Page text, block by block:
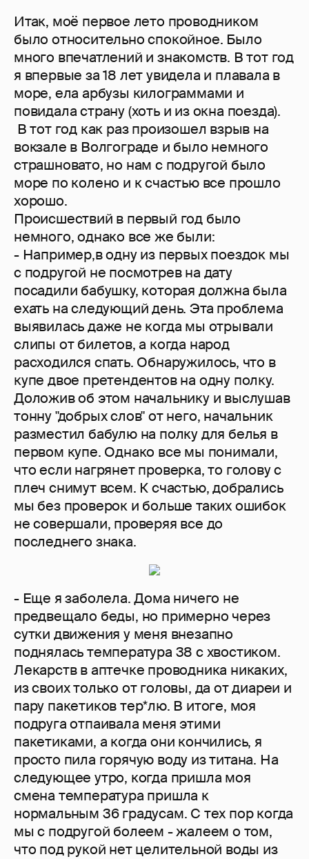
Итак, моё первое лето проводником
было относительно спокойное. Было
много впечатлений и знакомств. В тот год
я впервые за 18 лет увидела и плавала в
море, ела арбузы килограммами и
повидала страну (хоть и из окна поезда).
В тот год как раз произошел взрыв на
вокзале в Волгограде и было немного
страшновато, но нам с подругой было
море по колено и к счастью все прошло
хорошо.
Происшествий в первый год было
немного, однако все же были:
- Например,в одну из первых поездок мы
с подругой не посмотрев на дату
посадили бабушку, которая должна была
ехать на следующий день. Эта проблема
выявилась даже не когда мы отрывали
слипы от билетов, а когда народ
расходился спать. Обнаружилось, что в
купе двое претендентов на одну полку.
Доложив об этом начальнику и выслушав
тонну "добрых слов" от него, начальник
разместил бабулю на полку для белья в
первом купе. Однако все мы понимали,
что если нагрянет проверка, то голову с
плеч снимут всем. К счастью, добрались
мы без проверок и больше таких ошибок
не совершали, проверяя все до
последнего знака.
- Еще я заболела. Дома ничего не
предвещало беды, но примерно через
сутки движения у меня внезапно
поднялась температура 38 с хвостиком.
Лекарств в аптечке проводника никаких,
из своих только от головы, да от диареи и
пару пакетиков тер*лю. В итоге, моя
подруга отпаивала меня этими
пакетиками, а когда они кончились, я
просто пила горячую воду из титана. На
следующее утро, когда пришла моя
смена температура пришла к
нормальным 36 градусам. С тех пор когда
мы с подругой болеем - жалеем о том,
что под рукой нет целительной воды из